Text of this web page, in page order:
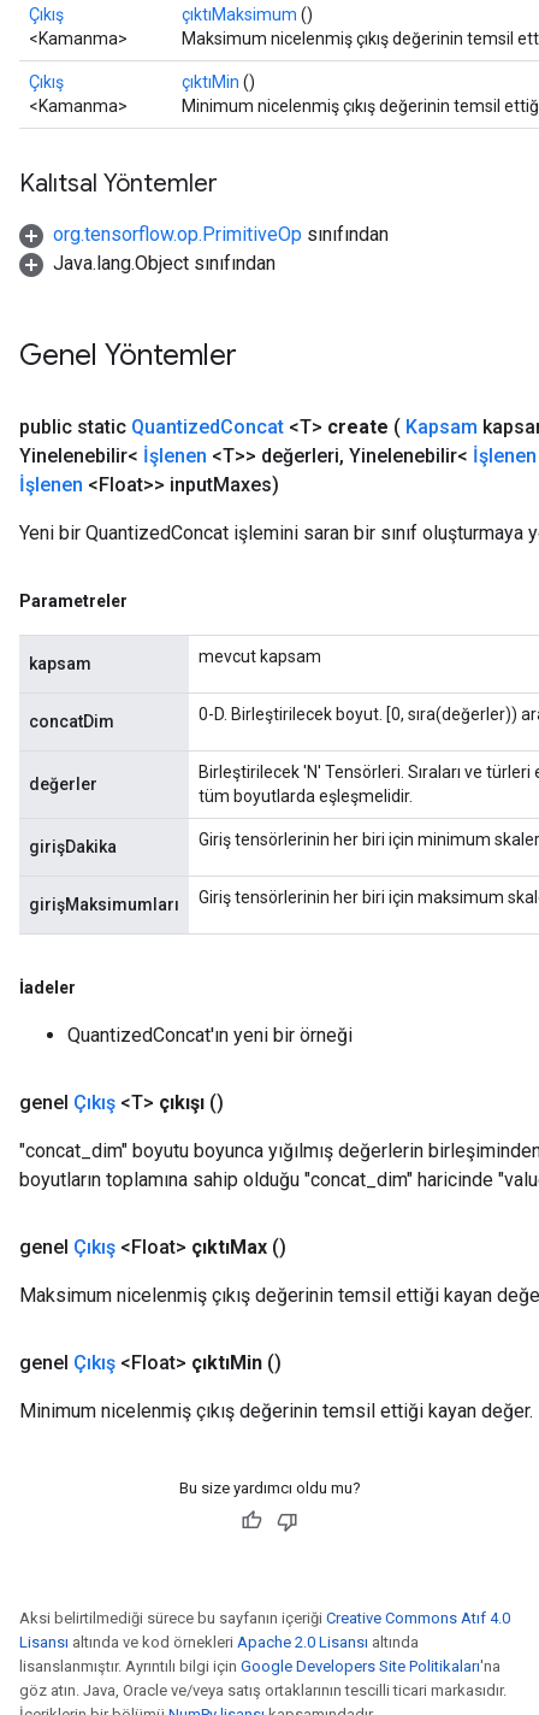
Çıkış
<Kamanma>
çıktıMaksimum ()
Maksimum nicelenmiş çıkış değerinin temsil
Çıkış
<Kamanma>
çıktıMin ()
Minimum nicelenmiş çıkış değerinin temsil
Kalıtsal Yöntemler
org.tensorflow.op.PrimitiveOp sınıfından
Java.lang.Object sınıfından
Genel Yöntemler
public static QuantizedConcat <T> create ( Kapsam
Yinelenebilir< İşlenen <T>> değerleri, Yinelenebilir< İşlenen
İşlenen <Float>> inputMaxes)
Yeni bir QuantizedConcat işlemini saran bir sınıf oluşturmaya
Parametreler
kapsam mevcut kapsam
concatDim 0-D. Birleştirilecek boyut. [0, sıra(değerler))
değerler
Birleştirilecek 'N' Tensörleri. Sıraları ve
tüm boyutlarda eşleşmelidir.
girişDakika Giriş tensörlerinin her biri için minimum
girişMaksimumları Giriş tensörlerinin her biri için maksimum
İadeler
QuantizedConcat'ın yeni bir örneği
genel Çıkış <T> çıkışı ()
"concat_dim" boyutu boyunca yığılmış değerlerin
boyutların toplamına sahip olduğu "concat_dim" haricinde
genel Çıkış <Float> çıktıMax ()
Maksimum nicelenmiş çıkış değerinin temsil ettiği kayan
genel Çıkış <Float> çıktıMin ()
Minimum nicelenmiş çıkış değerinin temsil ettiği kayan değer.
Bu size yardımcı oldu mu?
Aksi belirtilmediği sürece bu sayfanın içeriği Creative Commons Atıf 4.0
Lisansı altında ve kod örnekleri Apache 2.0 Lisansı altında
lisanslanmıştır. Ayrıntılı bilgi için Google Developers Site Politikaları'na
göz atın. Java, Oracle ve/veya satış ortaklarının tescilli ticari markasıdır.